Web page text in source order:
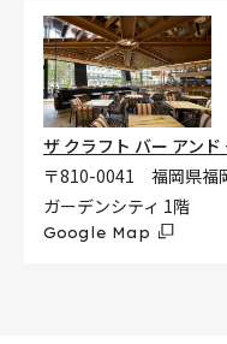
ザ クラフト バー アンド
〒810-0041 福岡県福
ガーデンシティ 1階
Google Map